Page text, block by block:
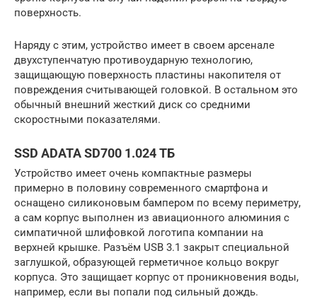
поверхность.
Наряду с этим, устройство имеет в своем арсенале
двухступенчатую противоударную технологию,
защищающую поверхность пластины накопителя от
повреждения считывающей головкой. В остальном это
обычный внешний жесткий диск со средними
скоростными показателями.
SSD ADATA SD700 1.024 ТБ
Устройство имеет очень компактные размеры
примерно в половину современного смартфона и
оснащено силиконовым бампером по всему периметру,
а сам корпус выполнен из авиационного алюминия с
симпатичной шлифовкой логотипа компании на
верхней крышке. Разъём USB 3.1 закрыт специальной
заглушкой, образующей герметичное кольцо вокруг
корпуса. Это защищает корпус от проникновения воды,
например, если вы попали под сильный дождь.